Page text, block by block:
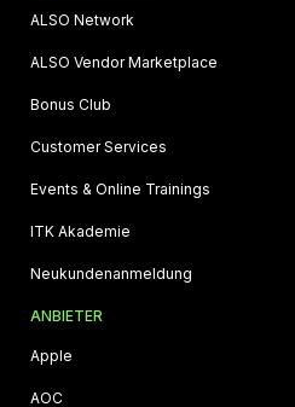
ALSO Network
ALSO Vendor Marketplace
Bonus Club
Customer Services
Events & Online Trainings
ITK Akademie
Neukundenanmeldung
ANBIETER
Apple
AOC